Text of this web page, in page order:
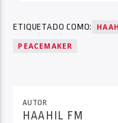
ETIQUETADO COMO:
PEACEMAKER
AUTOR
HAAHIL FM